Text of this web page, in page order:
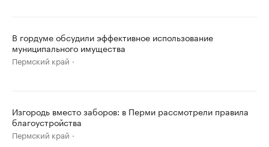
В гордуме обсудили эффективное использование
муниципального имущества
Пермский край
Изгородь вместо заборов: в Перми рассмотрели правила
благоустройства
Пермский край